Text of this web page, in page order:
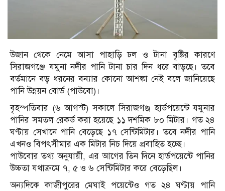
উজান থেকে নেমে আসা পাহাড়ি ঢল ও টানা বৃষ্টির কারণে
সিরাজগঞ্জে যমুনা নদীর পানি টানা চার দিন ধরে বাড়ছে। তবে
বর্তমানে বড় ধরনের বন্যার কোনো আশঙ্কা নেই বলে জানিয়েছে
পানি উন্নয়ন বোর্ড (পাউবো)।
বৃহস্পতিবার (৬ আগস্ট) সকালে সিরাজগঞ্জ হার্ডপয়েন্টে যমুনার
পানির সমতল রেকর্ড করা হয়েছে ১১ দশমিক ৮০ মিটার। গত ২৪
ঘণ্টায় সেখানে পানি বেড়েছে ১৭ সেন্টিমিটার। তবে নদীর পানি
এখনও বিপৎসীমার এক মিটার নিচ দিয়ে প্রবাহিত হচ্ছে।
পাউবোর তথ্য অনুযায়ী, এর আগের তিন দিনে হার্ডপয়েন্টে পানির
উচ্চতা যথাক্রমে ৭, ৫ ও ৬ সেন্টিমিটার করে বেড়েছিল।
অন্যদিকে কাজীপুরের মেঘাই পয়েন্টেও গত ২৪ ঘণ্টায় পানি